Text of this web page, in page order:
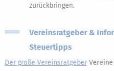
zurückbringen.
Vereinsratgeber &
Steuertipps
Der große Vereinsratgeber